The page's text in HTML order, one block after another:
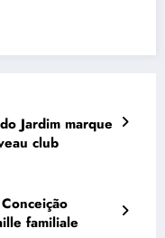
Jardim marque
club
familiale